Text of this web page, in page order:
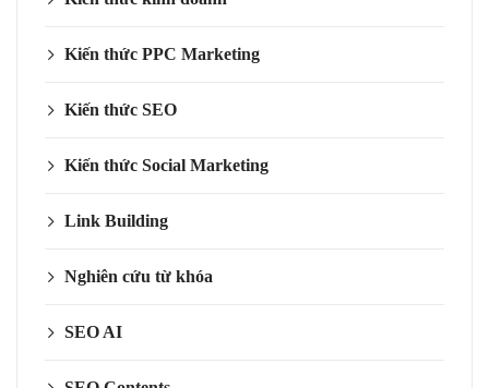
Kiến thức PPC Marketing
Kiến thức SEO
Kiến thức Social Marketing
Link Building
Nghiên cứu từ khóa
SEO AI